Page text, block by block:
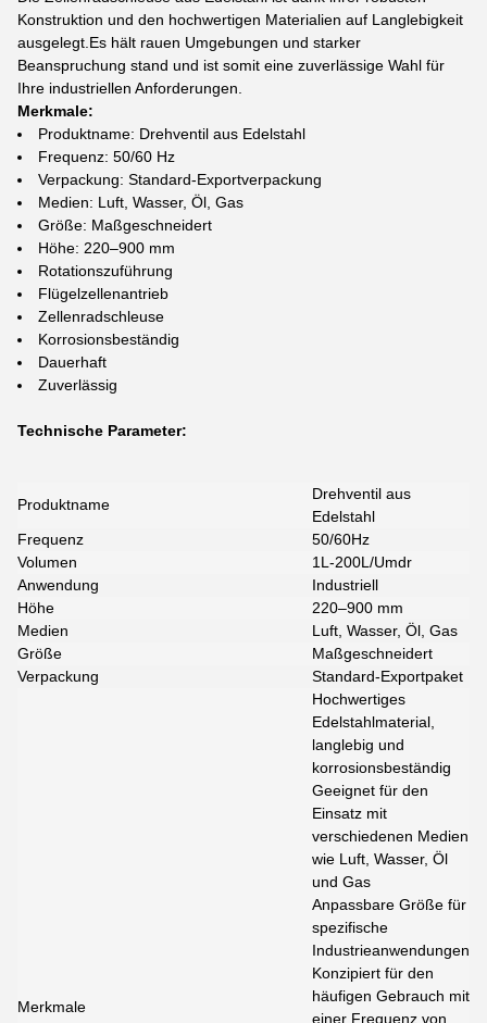
Konstruktion und den hochwertigen Materialien auf Langlebigkeit
ausgelegt.Es hält rauen Umgebungen und starker
Beanspruchung stand und ist somit eine zuverlässige Wahl für
Ihre industriellen Anforderungen.
Merkmale:
Produktname: Drehventil aus Edelstahl
Frequenz: 50/60 Hz
Verpackung: Standard-Exportverpackung
Medien: Luft, Wasser, Öl, Gas
Größe: Maßgeschneidert
Höhe: 220–900 mm
Rotationszuführung
Flügelzellenantrieb
Zellenradschleuse
Korrosionsbeständig
Dauerhaft
Zuverlässig
Technische Parameter:
Produktname
Drehventil aus
Edelstahl
Frequenz
50/60Hz
Volumen
1L-200L/Umdr
Anwendung
Industriell
Höhe
220–900 mm
Medien
Luft, Wasser, Öl, Gas
Größe
Maßgeschneidert
Verpackung
Standard-Exportpaket
Merkmale
Hochwertiges
Edelstahlmaterial,
langlebig und
korrosionsbeständig
Geeignet für den
Einsatz mit
verschiedenen Medien
wie Luft, Wasser, Öl
und Gas
Anpassbare Größe für
spezifische
Industrieanwendungen
Konzipiert für den
häufigen Gebrauch mit
einer Frequenz von